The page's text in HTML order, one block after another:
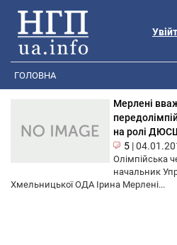
ГОЛОВНА
Мерлені
на ролі
5 |
Олімпійська
начальник
Хмельницької ОДА Ірина Мерлені...